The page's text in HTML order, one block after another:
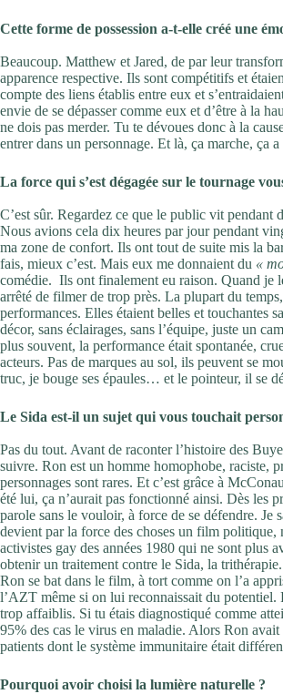
Cette forme de possession a-t-elle créé une
Beaucoup. Matthew et Jared, de par leur
apparence respective. Ils sont compétitifs et
compte des liens établis entre eux et
envie de se dépasser comme eux et d’être à la
ne dois pas merder. Tu te dévoues donc à la
entrer dans un personnage. Et là, ça marche, ça
La force qui s’est dégagée sur le tournage
C’est sûr. Regardez ce que le public vit pendant
Nous avions cela dix heures par jour pendant
ma zone de confort. Ils ont tout de suite mis la
fais, mieux c’est. Mais eux me donnaient du «
comédie. Ils ont finalement eu raison. Quand je
arrêté de filmer de trop près. La plupart du
performances. Elles étaient belles et touchantes
décor, sans éclairages, sans l’équipe, juste un
plus souvent, la performance était spontanée,
acteurs. Pas de marques au sol, ils peuvent se
truc, je bouge ses épaules… et le pointeur, il se
Le Sida est-il un sujet qui vous touchait
Pas du tout. Avant de raconter l’histoire des
suivre. Ron est un homme homophobe, raciste,
personnages sont rares. Et c’est grâce à
été lui, ça n’aurait pas fonctionné ainsi. Dès les
parole sans le vouloir, à force de se défendre.
devient par la force des choses un film
activistes gay des années 1980 qui ne sont plus
obtenir un traitement contre le Sida, la
Ron se bat dans le film, à tort comme on l’a
l’AZT même si on lui reconnaissait du potentiel.
trop affaiblis. Si tu étais diagnostiqué comme
95% des cas le virus en maladie. Alors Ron
patients dont le système immunitaire était
Pourquoi avoir choisi la lumière naturelle ?